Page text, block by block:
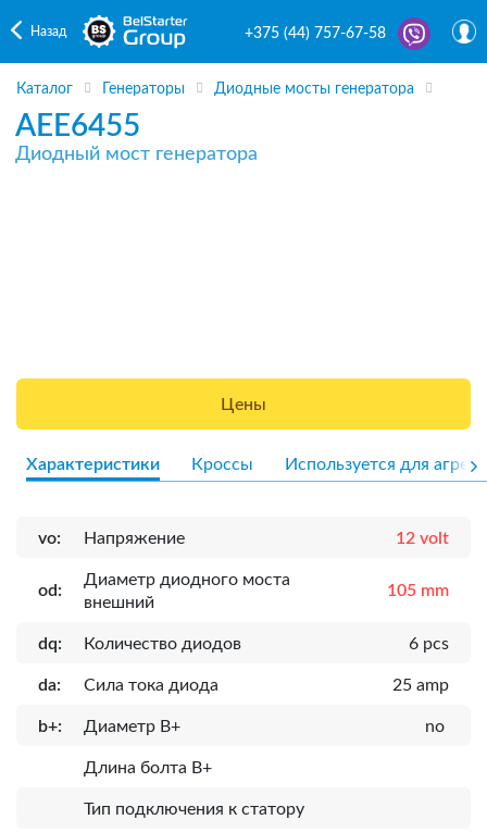
Назад +375 (44) 757-67-58
Каталог Генераторы Диодные мосты генератора
AEE6455
Диодный мост генератора
Цены
Характеристики Кроссы Используется для
vo: Напряжение 12 volt
od:
Диаметр диодного моста
внешний
105 mm
dq: Количество диодов 6 pcs
da: Сила тока диода 25 amp
b+: Диаметр B+ no
Длина болта B+
Тип подключения к статору